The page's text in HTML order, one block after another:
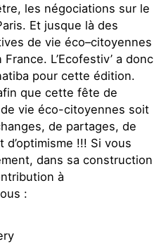
les négociations sur le
Et jusque là des
de vie éco–citoyennes
L’Ecofestiv’ a donc
pour cette édition.
que cette fête de
vie éco-citoyennes soit
de partages, de
!!! Si vous
dans sa construction
à
: